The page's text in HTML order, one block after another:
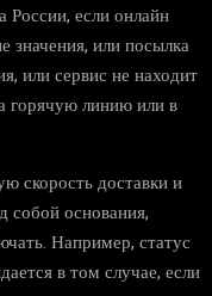
России, если онлайн
значения, или посылка
или сервис не находит
горячую линию или в
скорость доставки и
собой основания,
Например, статус
в том случае, если